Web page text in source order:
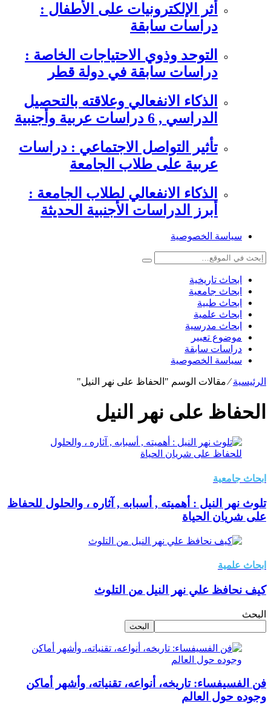
أثر الإلكترونيات على الأطفال :
دراسات سابقة
التوحد وذوي الاحتياجات الخاصة :
دراسات سابقة في دولة قطر
الذكاء الانفعالي وعلاقته بالتحصيل
الدراسي , 6 دراسات عربية وأجنبية
تأثير التواصل الاجتماعي : دراسات
عربية على طلاب الجامعة
الذكاء الانفعالي لطلاب الجامعة :
أبرز الدراسات الأجنبية الحديثة
سياسة الخصوصية
ابحاث تاريخية
ابحاث جامعية
ابحاث طبية
ابحاث علمية
ابحاث مدرسية
موضوع تعبير
دراسات سابقة
سياسة الخصوصية
الرئيسية⁄مقالات الوسم "الحفاظ على نهر النيل"
الحفاظ على نهر النيل
ابحاث جامعية
تلوث نهر النيل : أهميته , أسبابه , آثاره ، والحلول للحفاظ
على شريان الحياة
ابحاث علمية
كيف نحافظ علي نهر النيل من التلوث
البحث
البحث
فن الفسيفساء: تاريخه، أنواعه، تقنياته، وأشهر أماكن
وجوده حول العالم